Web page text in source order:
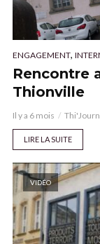
ENGAGEMENT,
Rencontre
Thionville
Il y a 6 mois
LIRE LA SUITE
VIDÉO